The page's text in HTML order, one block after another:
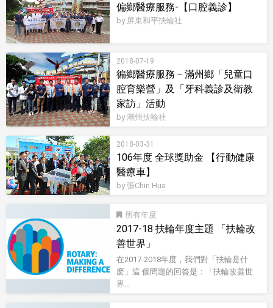
偏鄉醫療服務-【口腔義診】
by 屏東和平扶輪社
2018-07-19
徧鄉醫療服務－滿州鄉「兒童口
腔育樂營」及「牙科義診及衛教
家訪」活動
by 潮州扶輪社
2018-03-31
106年度 全球獎助金 【行動健康
醫療車】
by 張Chin Hua
所有
2017-18 扶輪年度主題 「扶輪改
善世界」
在2017-2018年度，我們對「扶輪是什
麽」這 個問題的回答是：「扶輪改善世
界...